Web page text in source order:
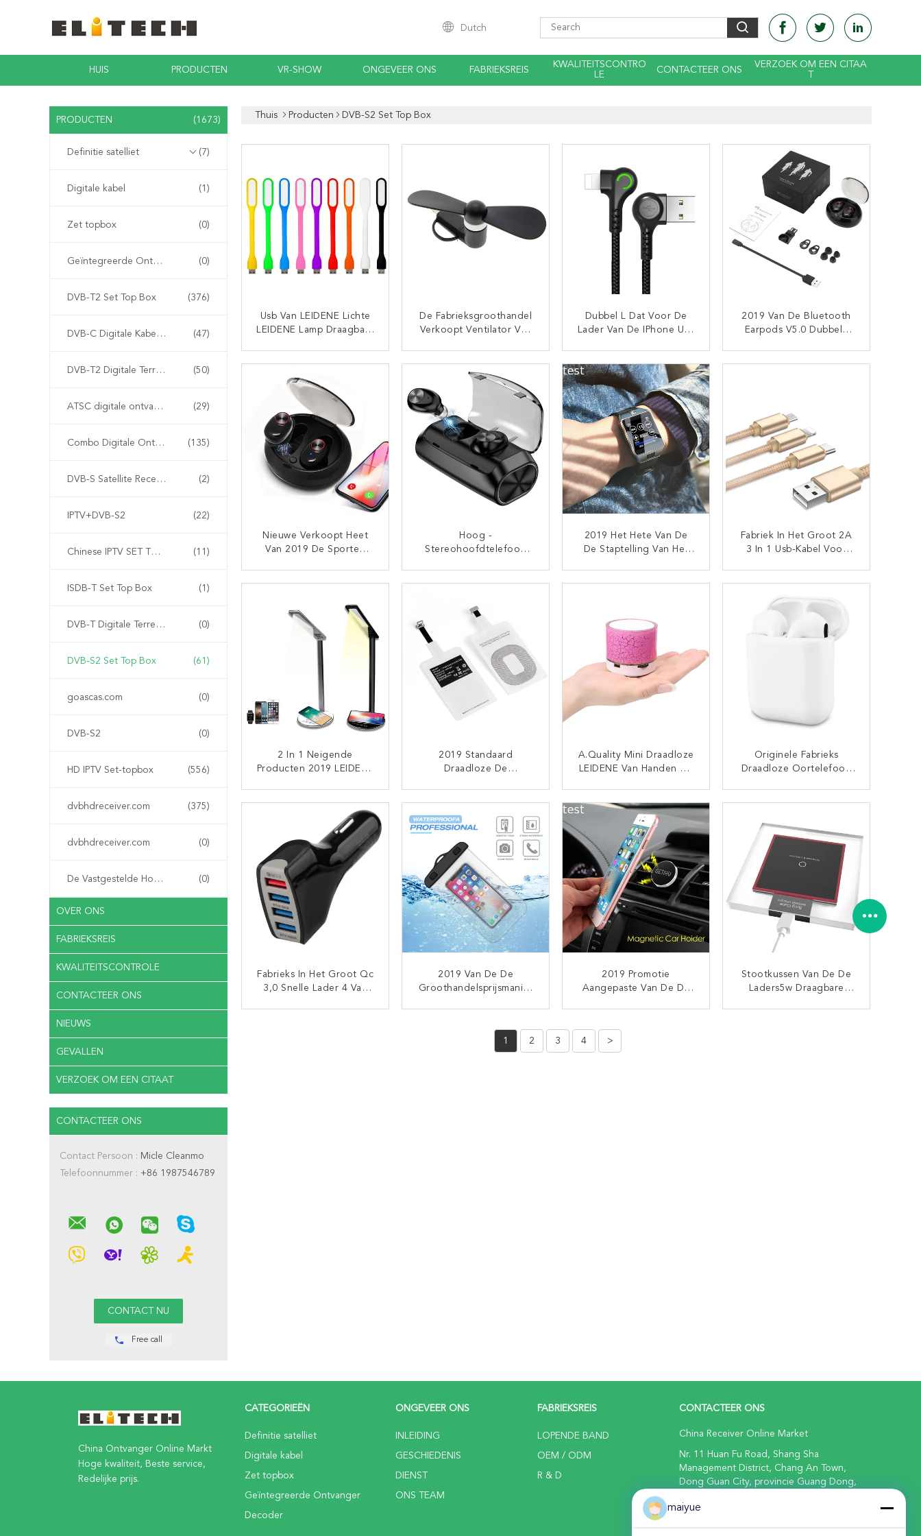
Dutch
HUIS PRODUCTEN VR-SHOW ONGEVEER ONS FABRIEKSREIS
KWALITEITSCONTRO
LE
CONTACTEER ONS
VERZOEK OM EEN CITAA
PRODUCTEN (1673)
Definitie satelliet (7)
Digitale kabel (1)
Zet topbox (0)
Geïntegreerde Ontvanger Decoder (0)
DVB-T2 Set Top Box (376)
DVB-C Digitale Kabelontvanger (47)
DVB-T2 Digitale Terrestriële Ontvanger (50)
ATSC digitale ontvanger (29)
Combo Digitale Ontvanger (135)
DVB-S Satellite Receiver (2)
IPTV+DVB-S2 (22)
Chinese IPTV SET TOP BOX (11)
ISDB-T Set Top Box (1)
DVB-T Digitale Terrestriële Ontvanger (0)
DVB-S2 Set Top Box (61)
goascas.com (0)
DVB-S2 (0)
HD IPTV Set-topbox (556)
dvbhdreceiver.com (375)
dvbhdreceiver.com (0)
De Vastgestelde Hoogste Doos van IPTV (0)
OVER ONS
FABRIEKSREIS
KWALITEITSCONTROLE
CONTACTEER ONS
NIEUWS
GEVALLEN
VERZOEK OM EEN CITAAT
CONTACTEER ONS
Contact Persoon : Micle Cleanmo
Telefoonnummer : +86 1987546789
Free call
Thuis Producten DVB-S2 Set Top Box
Usb Van LEIDENE Lichte
LEIDENE Lamp Draagbare
Machtsbank Nachtlicht
CONTACT NU
De Fabrieksgroothandel
Verkoopt Ventilator Van
Van 2019 De Draagbare
Voor Smartphone 2 In 1
Miniventilator Voor
IPhone Voor Android
CONTACT NU
Dubbel L Dat Voor De
Lader Van De IPhone Usb
Gegevenssynchronisatie
Buigt
CONTACT NU
2019 Van De Bluetooth
Earpods V5.0 Dubbele
Foon Van De Gevalsport
CONTACT NU
Nieuwe Verkoopt Heet
Van 2019 De Sporten
Laden Van Geval Voor
Iphone Voor Androïde
Samsung
CONTACT NU
Hoog -
Stereohoofdtelefoon
Draadloze Oortelefoon
Met Het Laden Van
Doosoortelefoon
CONTACT NU
2019 Het Hete Van De
De Staptelling Van Het
Het Apparaten Mobiele
Horloge
CONTACT NU
Fabriek In Het Groot 2A
3 In 1 Usb-Kabel Voor
Micro- Het Laden
Kabelmicrousb USB
CONTACT NU
2 In 1 Neigende
Producten 2019 LEIDENE
Van De Aanrakingsogen
De Lamp Snelle
Draadloze Lader Voor
Iphone Voor Samsung
Vouwt
CONTACT NU
2019 Standaard
Draadloze De
Micro- Van
Iphoneandroid Usb Type
A Type Bc Ontvangers
CONTACT NU
A.Quality Mini Draadloze
LEIDENE Van Handen De
Spreker Van
Batterijbluetooth
CONTACT NU
Originele Fabrieks
Draadloze Oortelefoon
Microfoon HandsFree I9s
Hoofdtelefoons
CONTACT NU
Fabrieks In Het Groot Qc
3,0 Snelle Lader 4 Van
2019 Van De De
Groothandelsprijsmanier
Draagt De Mobiele
Telefoon Droge
2019 Promotie
Aangepaste Van De De
Telefoonhouder Voor
IPhone Maximum Xs
Stootkussen Van De De
Laders5w Draagbare
1 2 3 4 >
China Ontvanger Online Markt
Hoge kwaliteit, Beste service,
Redelijke prijs.
CATEGORIEËN
Definitie satelliet
Digitale kabel
Zet topbox
Geïntegreerde Ontvanger
Decoder
ONGEVEER ONS
INLEIDING
GESCHIEDENIS
DIENST
ONS TEAM
FABRIEKSREIS
LOPENDE BAND
OEM / ODM
R & D
CONTACTEER ONS
China Receiver Online Market
Nr. 11 Huan Fu Road, Shang Sha
Management District, Chang An Town,
Dong Guan City, provincie Guang Dong,
86-135-0253-3456
maiyue